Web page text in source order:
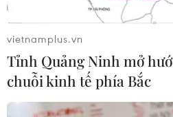
vietnamplus.vn
Tỉnh Quảng Ninh mở
chuỗi kinh tế phía Bắc